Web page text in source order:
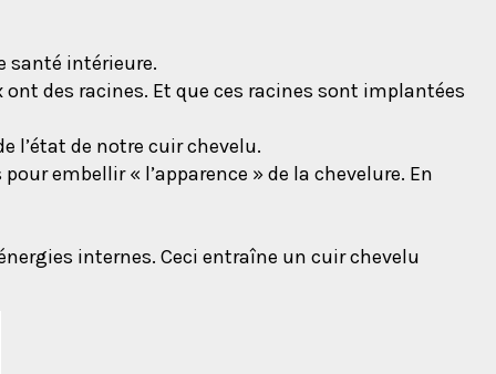
santé intérieure.
des racines. Et que ces racines sont implantées
l’état de notre cuir chevelu.
embellir « l’apparence » de la chevelure. En
internes. Ceci entraîne un cuir chevelu